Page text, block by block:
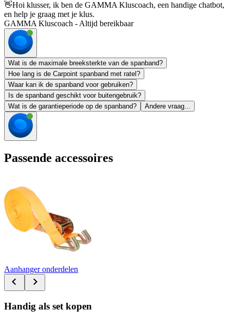
👋Hoi klusser, ik ben de GAMMA Kluscoach, een handige chatbot,
en help je graag met je klus.
GAMMA Kluscoach - Altijd bereikbaar
Wat is de maximale breeksterkte van de spanband?
Hoe lang is de Carpoint spanband met ratel?
Waar kan ik de spanband voor gebruiken?
Is de spanband geschikt voor buitengebruik?
Wat is de garantieperiode op de spanband?
Andere vraag...
Passende accessoires
Aanhanger onderdelen
Handig als set kopen